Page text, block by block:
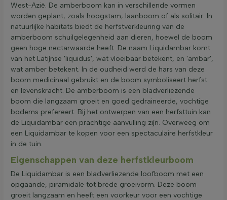
West-Azië. De amberboom kan in verschillende vormen
worden geplant, zoals hoogstam, laanboom of als solitair. In
natuurlijke habitats biedt de herfstverkleuring van de
amberboom schuilgelegenheid aan dieren, hoewel de boom
geen hoge nectarwaarde heeft. De naam Liquidambar komt
van het Latijnse 'liquidus', wat vloeibaar betekent, en 'ambar',
wat amber betekent. In de oudheid werd de hars van deze
boom medicinaal gebruikt en de boom symboliseert herfst
en levenskracht. De amberboom is een bladverliezende
boom die langzaam groeit en goed gedraineerde, vochtige
bodems prefereert. Bij het ontwerpen van een herfsttuin kan
de Liquidambar een prachtige aanvulling zijn. Overweeg om
een Liquidambar te kopen voor een spectaculaire herfstkleur
in de tuin.
Eigenschappen van deze herfstkleurboom
De Liquidambar is een bladverliezende loofboom met een
opgaande, piramidale tot brede groeivorm. Deze boom
groeit langzaam en heeft een voorkeur voor een vochtige